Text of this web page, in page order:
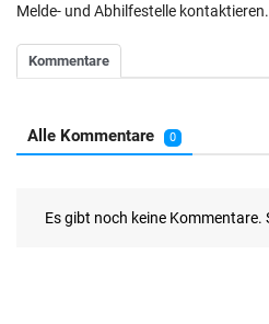
Melde- und Abhilfestelle kontaktieren.